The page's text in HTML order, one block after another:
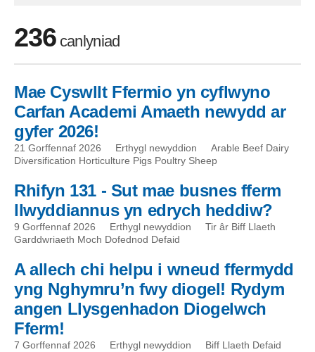
236canlyniad
Skip to filters
Mae Cyswllt Ffermio yn cyflwyno
Carfan Academi Amaeth newydd ar
gyfer 2026!
21 Gorffennaf 2026 Erthygl newyddion
Arable Beef Dairy
Diversification Horticulture Pigs Poultry Sheep
Rhifyn 131 - Sut mae busnes fferm
llwyddiannus yn edrych heddiw?
9 Gorffennaf 2026 Erthygl newyddion
Tir âr Biff Llaeth
Garddwriaeth Moch Dofednod Defaid
A allech chi helpu i wneud ffermydd
yng Nghymru’n fwy diogel! Rydym
angen Llysgenhadon Diogelwch
Fferm!
7 Gorffennaf 2026 Erthygl newyddion Biff Llaeth Defaid